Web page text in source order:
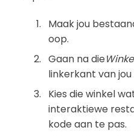
Maak jou
oop.
Gaan na die
linkerkant van
Kies die winkel
interaktiewe
kode aan te pas.